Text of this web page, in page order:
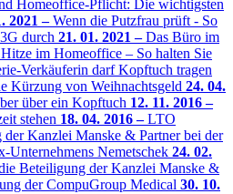
Homeoffice-Pflicht: Die wichtigsten
2021 –Wenn die Putzfrau prüft - So
durch 21. 01. 2021 –Das Büro im
im Homeoffice – So halten Sie
Verkäuferin darf Kopftuch tragen
Kürzung von Weihnachtsgeld 24. 04.
über ein Kopftuch 12. 11. 2016 –
stehen 18. 04. 2016 –LTO
Kanzlei Manske & Partner bei der
Unternehmens Nemetschek 24. 02.
Beteiligung der Kanzlei Manske &
der CompuGroup Medical 30. 10.